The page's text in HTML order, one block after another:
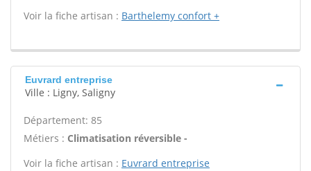
Voir la fiche artisan : Barthelemy confort +
Euvrard entreprise
Ville : Ligny, Saligny
Département: 85
Métiers : Climatisation réversible -
Voir la fiche artisan : Euvrard entreprise